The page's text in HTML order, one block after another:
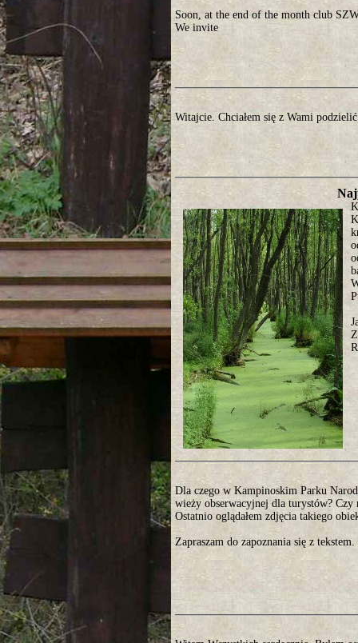
Soon, at the end of the month club
We invite
Witajcie. Chciałem się z Wami
Dla czego w Kampinoskim Parku
wieży obserwacyjnej dla turystów? Czy
Ostatnio oglądałem zdjęcia takiego
Zapraszam do zapoznania się z tekstem.